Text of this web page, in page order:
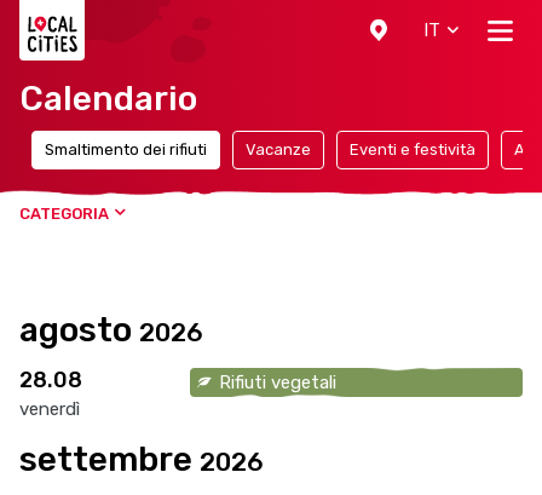
IT
Calendario
Smaltimento dei rifiuti Vacanze Eventi e festività
CATEGORIA
agosto 2026
28.08
venerdì
Rifiuti vegetali
settembre 2026